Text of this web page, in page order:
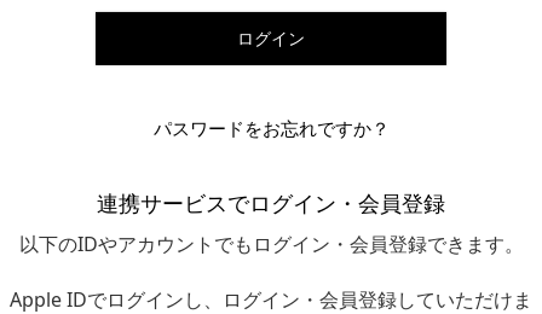
ログイン
パスワードをお忘れですか？
連携サービスでログイン・会員登録
以下のIDやアカウントでもログイン・会員登録できます。
Apple IDでログインし、ログイン・会員登録していただけま